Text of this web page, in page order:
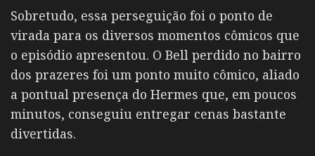
Sobretudo, essa perseguição foi o ponto de
virada para os diversos momentos cômicos que
o episódio apresentou. O Bell perdido no bairro
dos prazeres foi um ponto muito cômico, aliado
a pontual presença do Hermes que, em poucos
minutos, conseguiu entregar cenas bastante
divertidas.